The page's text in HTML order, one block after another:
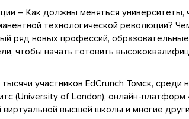
– Как должны меняться университеты,
технологической революции?
ряд новых профессий,
чтобы начать готовить
участников EdCrunch Томск,
(University of London), онлайн-платформ
виртуальной высшей школы и многие